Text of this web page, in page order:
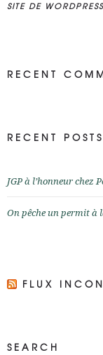
SITE DE
RECENT
RECENT POSTS
JGP à l’honneur chez
On pêche un permit à
FLUX
SEARCH